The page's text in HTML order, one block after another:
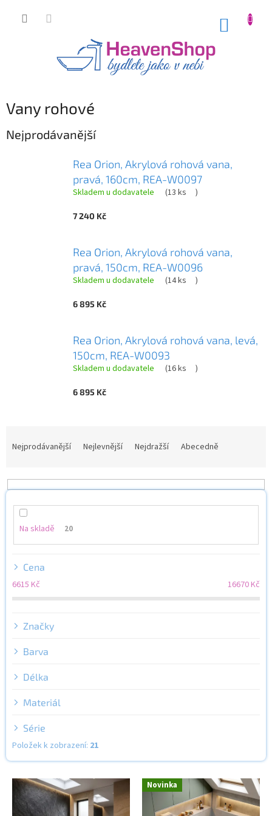
Vany rohové
Nejprodávanější
Rea Orion, Akrylová rohová vana,
pravá, 160cm, REA-W0097
Skladem u dodavatele (13 ks )
7 240 Kč
Rea Orion, Akrylová rohová vana,
pravá, 150cm, REA-W0096
Skladem u dodavatele (14 ks )
6 895 Kč
Rea Orion, Akrylová rohová vana, levá,
150cm, REA-W0093
Skladem u dodavatele (16 ks )
6 895 Kč
n
Nejprodávanější Nejlevnější Nejdražší Abecedně
Na skladě 20
Cena
6615 Kč 16670Kč
Značky
Barva
Délka
Materiál
Série
Položek k zobrazení: 21
V
Novinka